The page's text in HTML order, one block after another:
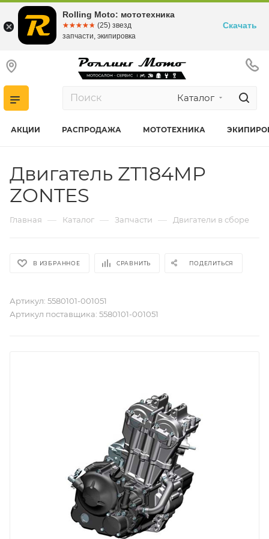
Каталог
АКЦИИ РАСПРОДАЖА МОТОТЕХНИКА
Двигатель ZT184MP
ZONTES
Главная — Каталог — Запчасти — Двигатели в сборе
В ИЗБРАННОЕ СРАВНИТЬ ПОДЕЛИТЬСЯ
Артикул: 5580101-001051
Артикул поставщика: 5580101-001051
Rolling Moto: мототехника
☆☆☆☆☆
★★★★★ (25) звезд
запчасти, экипировка
Скачать